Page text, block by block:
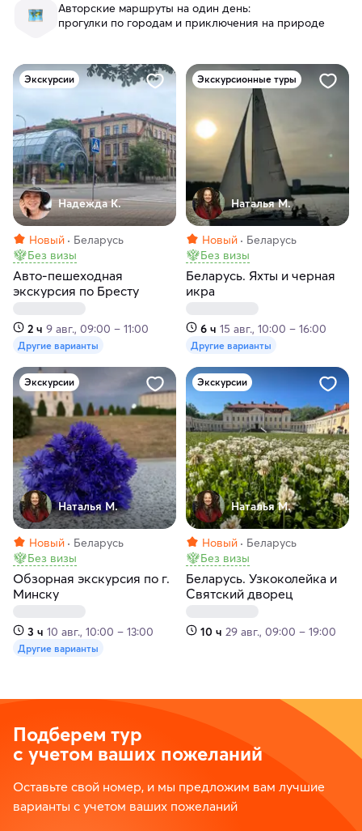
Авторские маршруты на один день:
прогулки по городам и приключения на природе
Экскурсии
Надежда К.
Новый
Беларусь
Без визы
Авто-пешеходная
экскурсия по Бресту
2 ч 9 авг., 09:00 – 11:00
Другие варианты
Экскурсионные туры
Наталья М.
Новый
Беларусь
Без визы
Беларусь. Яхты и черная
икра
6 ч 15 авг., 10:00 – 16:00
Другие варианты
Экскурсии
Наталья М.
Новый
Беларусь
Без визы
Обзорная экскурсия по г.
Минску
3 ч 10 авг., 10:00 – 13:00
Другие варианты
Экскурсии
Наталья М.
Новый
Беларусь
Без визы
Беларусь. Узкоколейка и
Святский дворец
10 ч 29 авг., 09:00 – 19:00
Подберем тур
с учетом ваших пожеланий
Оставьте свой номер, и мы предложим вам лучшие
варианты с учетом ваших пожеланий